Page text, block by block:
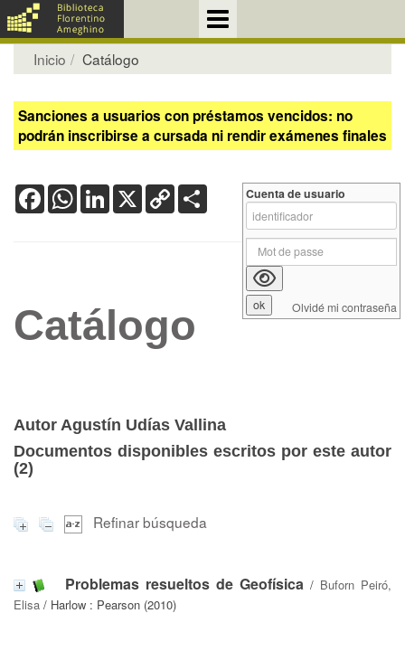
Inicio Catálogo
Sanciones a usuarios con préstamos vencidos: no
podrán inscribirse a cursada ni rendir exámenes finales
FacebookWhatsApp
LinkedIn
X Copy
Link
Catálogo
Autor Agustín Udías Vallina
Documentos disponibles escritos por este autor
(2)
Refinar búsqueda
Problemas resueltos de Geofísica / Buforn Peiró,
Elisa / Harlow : Pearson (2010)
Cuenta de usuario
Olvidé mi contraseña